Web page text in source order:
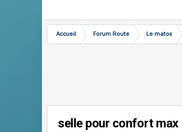
Accueil Forum Route Le matos
selle pour confort max